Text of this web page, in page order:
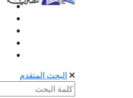
البحث المتقدم